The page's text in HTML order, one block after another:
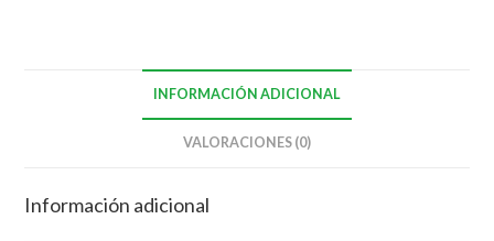
INFORMACIÓN ADICIONAL
VALORACIONES (0)
Información adicional